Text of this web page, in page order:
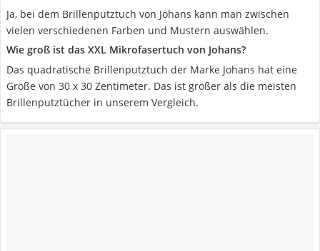
Ja, bei dem Brillenputztuch von Johans kann man zwischen
vielen verschiedenen Farben und Mustern auswählen.
Wie groß ist das XXL Mikrofasertuch von Johans?
Das quadratische Brillenputztuch der Marke Johans hat eine
Größe von 30 x 30 Zentimeter. Das ist größer als die meisten
Brillenputztücher in unserem Vergleich.